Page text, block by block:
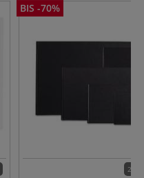
BIS -70%
2